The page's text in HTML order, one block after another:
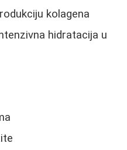
kolagena
hidratacija u